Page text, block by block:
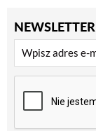
NEWSLETTER